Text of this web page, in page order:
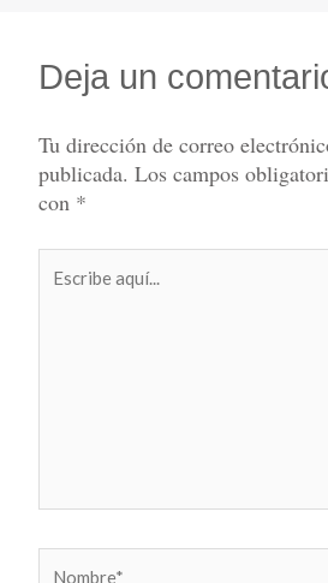
Deja un
Tu dirección de correo
publicada. Los campos
con *
aquí...